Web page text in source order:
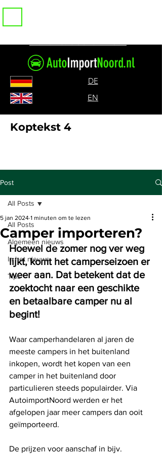
DE
EN
Koptekst 4
Post
All Posts
Algemeen nieuws
In het nieuws
Tips
All Posts
Camper importeren?
5 jan 2024 1 minuten om te lezen
Hoewel de zomer nog ver weg
lijkt, komt het camperseizoen er
weer aan. Dat betekent dat de
zoektocht naar een geschikte
en betaalbare camper nu al
begint!
Waar camperhandelaren al jaren de
meeste campers in het buitenland
inkopen, wordt het kopen van een
camper in het buitenland door
particulieren steeds populairder. Via
AutoimportNoord werden er het
afgelopen jaar meer campers dan ooit
geïmporteerd.
De prijzen voor aanschaf in bijv.